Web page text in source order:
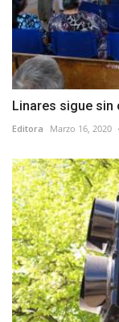
Linares sigue sin
Editora Marzo 16, 2020